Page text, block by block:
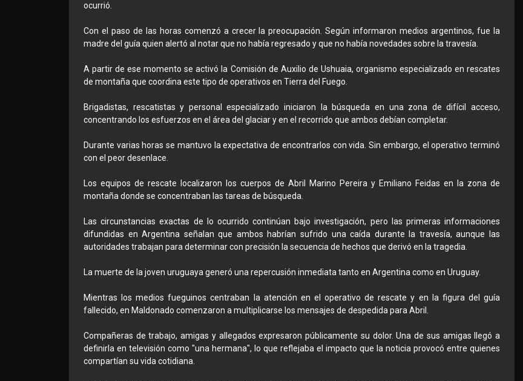
ocurrió.
Con el paso de las horas comenzó a crecer la preocupación. Según informaron medios argentinos, fue la
madre del guía quien alertó al notar que no había regresado y que no había novedades sobre la travesía.
A partir de ese momento se activó la Comisión de Auxilio de Ushuaia, organismo especializado en rescates
de montaña que coordina este tipo de operativos en Tierra del Fuego.
Brigadistas, rescatistas y personal especializado iniciaron la búsqueda en una zona de difícil acceso,
concentrando los esfuerzos en el área del glaciar y en el recorrido que ambos debían completar.
Durante varias horas se mantuvo la expectativa de encontrarlos con vida. Sin embargo, el operativo terminó
con el peor desenlace.
Los equipos de rescate localizaron los cuerpos de Abril Marino Pereira y Emiliano Feidas en la zona de
montaña donde se concentraban las tareas de búsqueda.
Las circunstancias exactas de lo ocurrido continúan bajo investigación, pero las primeras informaciones
difundidas en Argentina señalan que ambos habrían sufrido una caída durante la travesía, aunque las
autoridades trabajan para determinar con precisión la secuencia de hechos que derivó en la tragedia.
La muerte de la joven uruguaya generó una repercusión inmediata tanto en Argentina como en Uruguay.
Mientras los medios fueguinos centraban la atención en el operativo de rescate y en la figura del guía
fallecido, en Maldonado comenzaron a multiplicarse los mensajes de despedida para Abril.
Compañeras de trabajo, amigas y allegados expresaron públicamente su dolor. Una de sus amigas llegó a
definirla en televisión como "una hermana", lo que reflejaba el impacto que la noticia provocó entre quienes
compartían su vida cotidiana.